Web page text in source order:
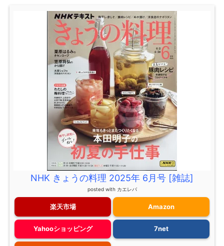
NHK きょうの料理 2025年 6月号 [雑誌]
posted with カエレバ
楽天市場 Amazon
Yahooショッピング 7net